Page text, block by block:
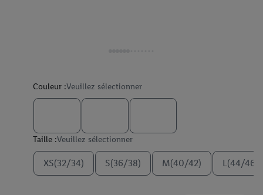
Couleur :Veuillez sélectionner
Taille :Veuillez sélectionner
XS(32/34) S(36/38) M(40/42) L(44/46)